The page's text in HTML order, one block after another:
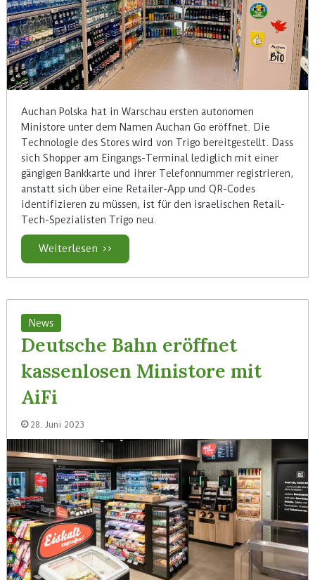
Auchan Polska hat in Warschau ersten autonomen
Ministore unter dem Namen Auchan Go eröffnet. Die
Technologie des Stores wird von Trigo bereitgestellt. Dass
sich Shopper am Eingangs-Terminal lediglich mit einer
gängigen Bankkarte und ihrer Telefonnummer registrieren,
anstatt sich über eine Retailer-App und QR-Codes
identifizieren zu müssen, ist für den israelischen Retail-
Tech-Spezialisten Trigo neu.
Weiterlesen >>
News
Deutsche Bahn eröffnet
kassenlosen Ministore mit
AiFi
28. Juni 2023